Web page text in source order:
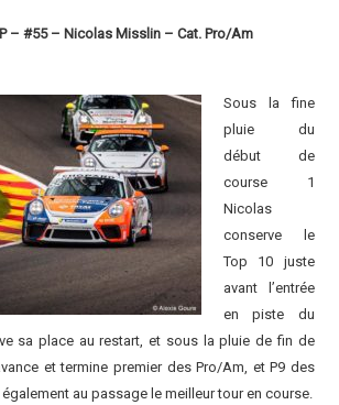
– #55 – Nicolas Misslin – Cat. Pro/Am
Sous la fine
pluie du
début de
course 1
Nicolas
conserve le
Top 10 juste
avant l’entrée
en piste du
sa place au restart, et sous la pluie de fin de
et termine premier des Pro/Am, et P9 des
au passage le meilleur tour en course.